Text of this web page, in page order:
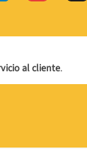
al cliente.